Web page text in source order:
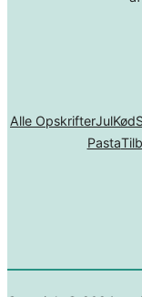
Alle OpskrifterJulKød
Pasta